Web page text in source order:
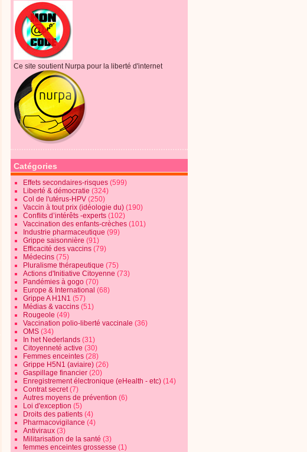
Ce site soutient Nurpa pour la liberté d'internet
Catégories
Effets secondaires-risques (599)
Liberté & démocratie (324)
Col de l'utérus-HPV (250)
Vaccin à tout prix (idéologie du) (190)
Conflits d’intérêts -experts (102)
Vaccination des enfants-crèches (101)
Industrie pharmaceutique (99)
Grippe saisonnière (91)
Efficacité des vaccins (79)
Médecins (75)
Pluralisme thérapeutique (75)
Actions d'Initiative Citoyenne (73)
Pandémies à gogo (70)
Europe & International (68)
Grippe A H1N1 (57)
Médias & vaccins (51)
Rougeole (49)
Vaccination polio-liberté vaccinale (36)
OMS (34)
In het Nederlands (31)
Citoyenneté active (30)
Femmes enceintes (28)
Grippe H5N1 (aviaire) (26)
Gaspillage financier (20)
Enregistrement électronique (eHealth - etc) (14)
Contrat secret(7)
Autres moyens de prévention (6)
Loi d'exception (5)
Droits des patients (4)
Pharmacovigilance (4)
Antiviraux (3)
Militarisation de la santé (3)
femmes enceintes grossesse (1)